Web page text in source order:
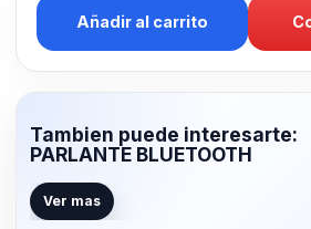
Añadir al carrito
Tambien puede interesarte:
PARLANTE BLUETOOTH
Ver mas